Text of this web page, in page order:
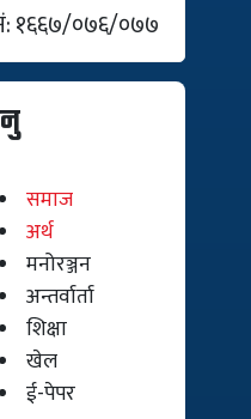
१६६७/०७६/०७७
समाज
अर्थ
मनोरञ्जन
अन्तर्वार्ता
शिक्षा
खेल
ई-पेपर